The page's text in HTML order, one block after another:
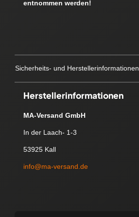
entnommen werden!
Sicherheits- und Herstellerinformationen
Herstellerinformationen
MA-Versand GmbH
In der Laach- 1-3
53925 Kall
info@ma-versand.de